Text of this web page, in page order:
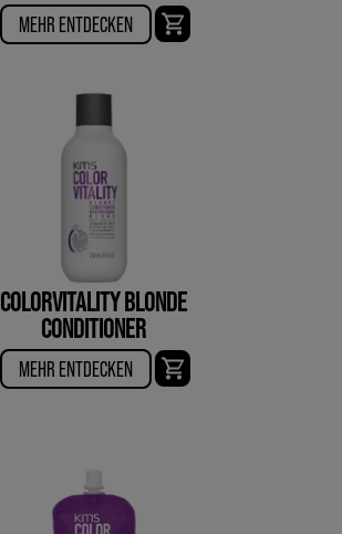
MEHR ENTDECKEN
COLORVITALITY BLONDE
CONDITIONER
MEHR ENTDECKEN